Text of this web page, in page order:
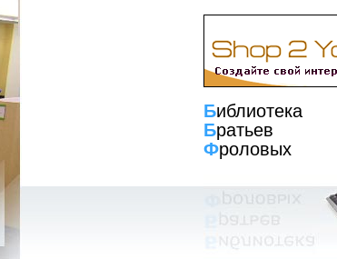
Библиотека
Братьев
Фроловых